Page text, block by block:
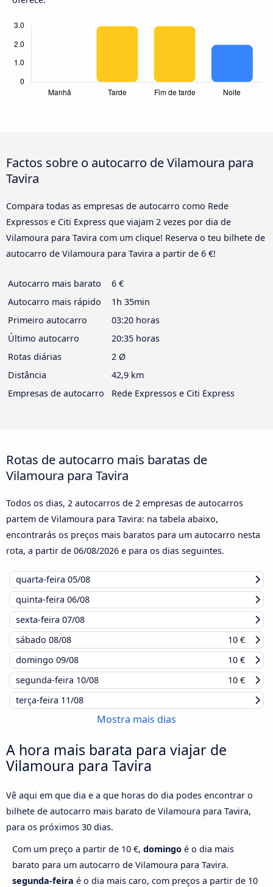
Factos sobre o autocarro de Vilamoura para
Tavira
Compara todas as empresas de autocarro como Rede
Expressos e Citi Express que viajam 2 vezes por dia de
Vilamoura para Tavira com um clique! Reserva o teu bilhete de
autocarro de Vilamoura para Tavira a partir de 6 €!
Autocarro mais barato
6 €
Autocarro mais rápido
1h 35min
Primeiro autocarro
03:20 horas
Último autocarro
20:35 horas
Rotas diárias
2 Ø
Distância
42,9 km
Empresas de autocarro
Rede Expressos e Citi Express
Rotas de autocarro mais baratas de
Vilamoura para Tavira
Todos os dias, 2 autocarros de 2 empresas de autocarros
partem de Vilamoura para Tavira: na tabela abaixo,
encontrarás os preços mais baratos para um autocarro nesta
rota, a partir de 06/08/2026 e para os dias seguintes.
quarta-feira 05/08
quinta-feira 06/08
sexta-feira 07/08
sábado 08/08
10 €
domingo 09/08
10 €
segunda-feira 10/08
10 €
terça-feira 11/08
Mostra mais dias
A hora mais barata para viajar de
Vilamoura para Tavira
Vê aqui em que dia e a que horas do dia podes encontrar o
bilhete de autocarro mais barato de Vilamoura para Tavira,
para os próximos 30 dias.
Com um preço a partir de 10 €, domingo é o dia mais
barato para um autocarro de Vilamoura para Tavira.
segunda-feira é o dia mais caro, com preços a partir de 10